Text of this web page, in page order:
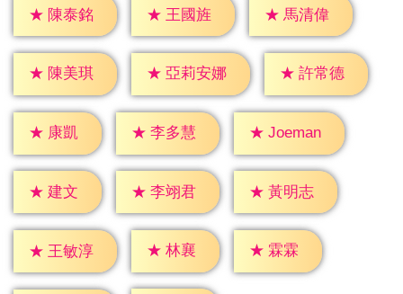
★ 陳泰銘 ★ 王國旌 ★ 馬清偉
★ 陳美琪 ★ 亞莉安娜 ★ 許常德
★ 康凱 ★ 李多慧 ★ Joeman
★ 建文 ★ 李翊君 ★ 黃明志
★ 王敏淳 ★ 林襄 ★ 霖霖